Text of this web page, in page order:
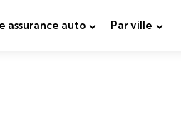
assurance auto Par ville